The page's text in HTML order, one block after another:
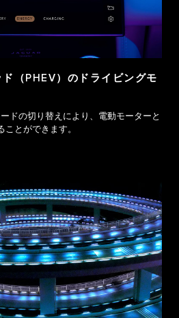
（PHEV）のドライビングモ
ドの切り替えにより、電動モーターと
ことができます。